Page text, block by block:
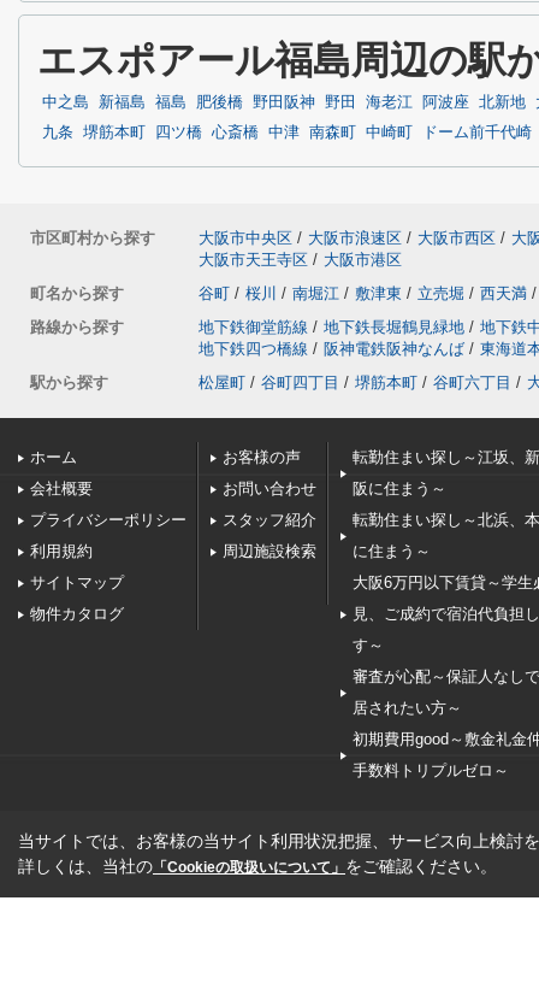
エスポアール福島周辺の駅
中之島 新福島 福島 肥後橋 野田阪神 野田 海老江 阿波座 北新地
九条 堺筋本町 四ツ橋 心斎橋 中津 南森町 中崎町 ドーム前千代崎
市区町村から探す 大阪市中央区 / 大阪市浪速区 / 大阪市西区 / 大
大阪市天王寺区 / 大阪市港区
町名から探す
谷町 / 桜川 / 南堀江 / 敷津東 / 立売堀 / 西天満 /
路線から探す
地下鉄御堂筋線 / 地下鉄長堀鶴見緑地 / 地下鉄
地下鉄四つ橋線 / 阪神電鉄阪神なんば / 東海道
駅から探す
松屋町 / 谷町四丁目 / 堺筋本町 / 谷町六丁目 /
ホーム
会社概要
プライバシーポリシー
利用規約
サイトマップ
物件カタログ
お客様の声
お問い合わせ
スタッフ紹介
周辺施設検索
転勤住まい探し～江坂、
阪に住まう～
転勤住まい探し～北浜、
に住まう～
大阪6万円以下賃貸～学生
見、ご成約で宿泊代負担
す～
審査が心配～保証人なし
居されたい方～
初期費用good～敷金礼金
手数料トリプルゼロ～
当サイトでは、お客様の当サイト利用状況把握、サービス向上検討
詳しくは、当社の 「Cookieの取扱いについて」 をご確認ください。